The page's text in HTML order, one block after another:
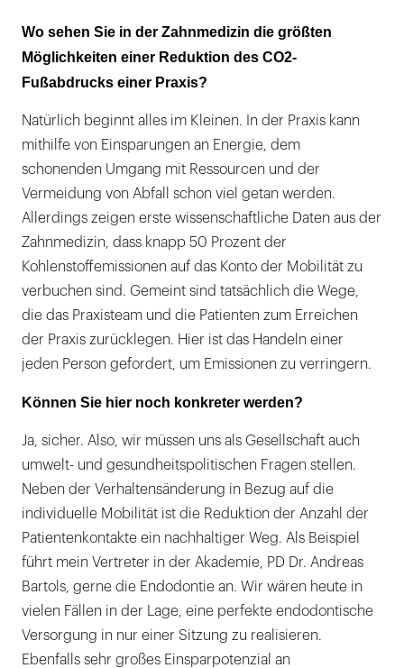
Wo sehen Sie in der Zahnmedizin die größten
Möglichkeiten einer Reduktion des CO2-
Fußabdrucks einer Praxis?
Natürlich beginnt alles im Kleinen. In der Praxis kann
mithilfe von Einsparungen an Energie, dem
schonenden Umgang mit Ressourcen und der
Vermeidung von Abfall schon viel getan werden.
Allerdings zeigen erste wissenschaftliche Daten aus der
Zahnmedizin, dass knapp 50 Prozent der
Kohlenstoffemissionen auf das Konto der Mobilität zu
verbuchen sind. Gemeint sind tatsächlich die Wege,
die das Praxisteam und die Patienten zum Erreichen
der Praxis zurücklegen. Hier ist das Handeln einer
jeden Person gefordert, um Emissionen zu verringern.
Können Sie hier noch konkreter werden?
Ja, sicher. Also, wir müssen uns als Gesellschaft auch
umwelt- und gesundheitspolitischen Fragen stellen.
Neben der Verhaltensänderung in Bezug auf die
individuelle Mobilität ist die Reduktion der Anzahl der
Patientenkontakte ein nachhaltiger Weg. Als Beispiel
führt mein Vertreter in der Akademie, PD Dr. Andreas
Bartols, gerne die Endodontie an. Wir wären heute in
vielen Fällen in der Lage, eine perfekte endodontische
Versorgung in nur einer Sitzung zu realisieren.
Ebenfalls sehr großes Einsparpotenzial an